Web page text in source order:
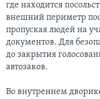
где находится
внешний периметр
пропуская людей на
документов. Для
до закрытия
автозаков.
Во внутреннем